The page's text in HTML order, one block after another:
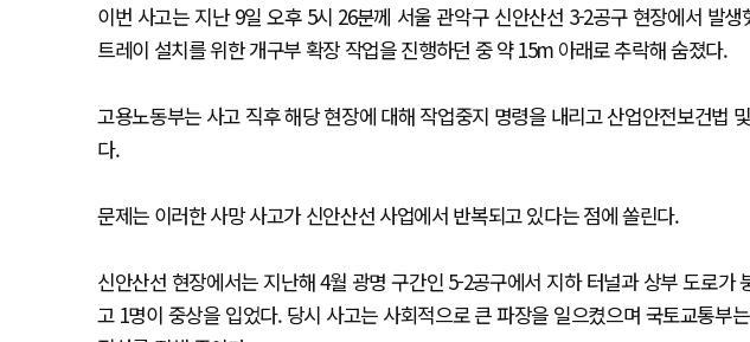
이번 사고는 지난 9일 오후 5시 26분께 서울 관악구 신안산선 3-2공구 현장에서 발
트레이 설치를 위한 개구부 확장 작업을 진행하던 중 약 15m 아래로 추락해 숨졌다.
고용노동부는 사고 직후 해당 현장에 대해 작업중지 명령을 내리고 산업안전보건법
다.
문제는 이러한 사망 사고가 신안산선 사업에서 반복되고 있다는 점에 쏠린다.
신안산선 현장에서는 지난해 4월 광명 구간인 5-2공구에서 지하 터널과 상부 도로가
고 1명이 중상을 입었다. 당시 사고는 사회적으로 큰 파장을 일으켰으며 국토교통부